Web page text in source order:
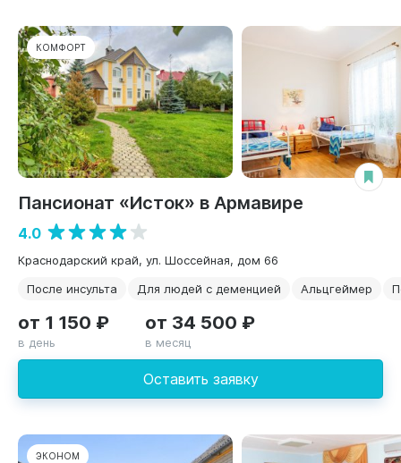
КОМФОРТ
Пансионат «Исток» в Армавире
4.0
Краснодарский край, ул. Шоссейная, дом 66
После инсульта
Для людей с деменцией Альцгеймер
Оставить заявку
от 1 150 ₽
в день
от 34 500 ₽
в месяц
ЭКОНОМ